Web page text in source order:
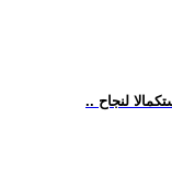
لنجاح